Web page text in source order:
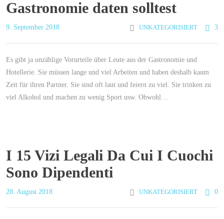
Gastronomie daten solltest
9. September 2018 UNKATEGORISIERT 3
Es gibt ja unzählige Vorurteile über Leute aus der Gastronomie und
Hotellerie. Sie müssen lange und viel Arbeiten und haben deshalb kaum
Zeit für ihren Partner. Sie sind oft laut und feiern zu viel. Sie trinken zu
viel Alkohol und machen zu wenig Sport usw. Obwohl…
I 15 Vizi Legali Da Cui I Cuochi
Sono Dipendenti
28. August 2018 UNKATEGORISIERT 0